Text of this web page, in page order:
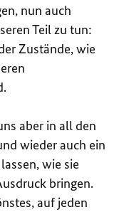
nun auch
Teil zu tun:
Zustände, wie
aber in all den
wieder auch ein
wie sie
bringen.
auf jeden